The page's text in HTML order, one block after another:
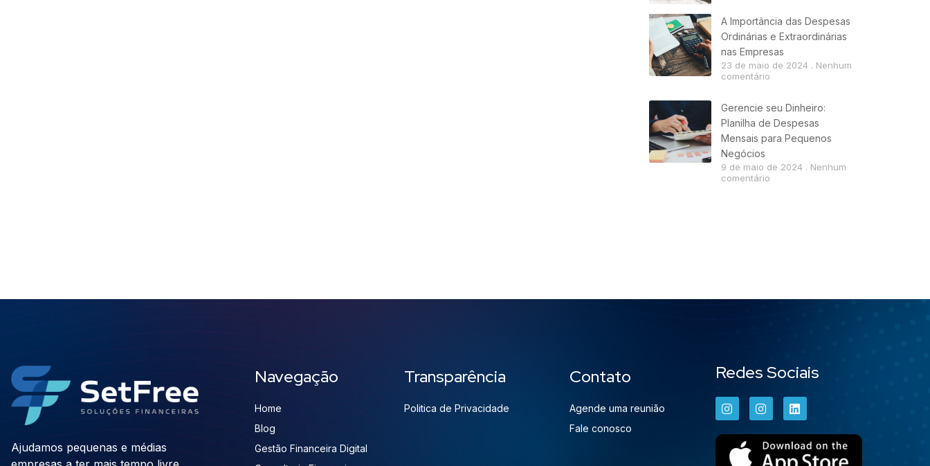
A Importância das Despesas
Ordinárias e Extraordinárias
nas Empresas
23 de maio de 2024
Nenhum
comentário
Gerencie seu Dinheiro:
Planilha de Despesas
Mensais para Pequenos
Negócios
9 de maio de 2024
Nenhum
comentário
Ajudamos pequenas e médias
Navegação
Home
Blog
Gestão Financeira Digital
Transparência
Politica de Privacidade
Contato
Agende uma reunião
Fale conosco
Redes Sociais